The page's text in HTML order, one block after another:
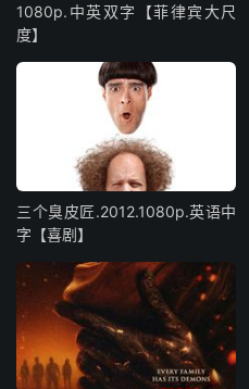
1080p.中英双字【菲律宾大尺
度】
三个臭皮匠.2012.1080p.英语中
字【喜剧】